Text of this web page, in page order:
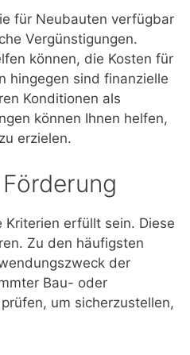
für Neubauten verfügbar
Vergünstigungen.
können, die Kosten für
hingegen sind finanzielle
Konditionen als
können Ihnen helfen,
erzielen.
erfüllt sein. Diese
Zu den häufigsten
der
Bau- oder
um sicherzustellen,